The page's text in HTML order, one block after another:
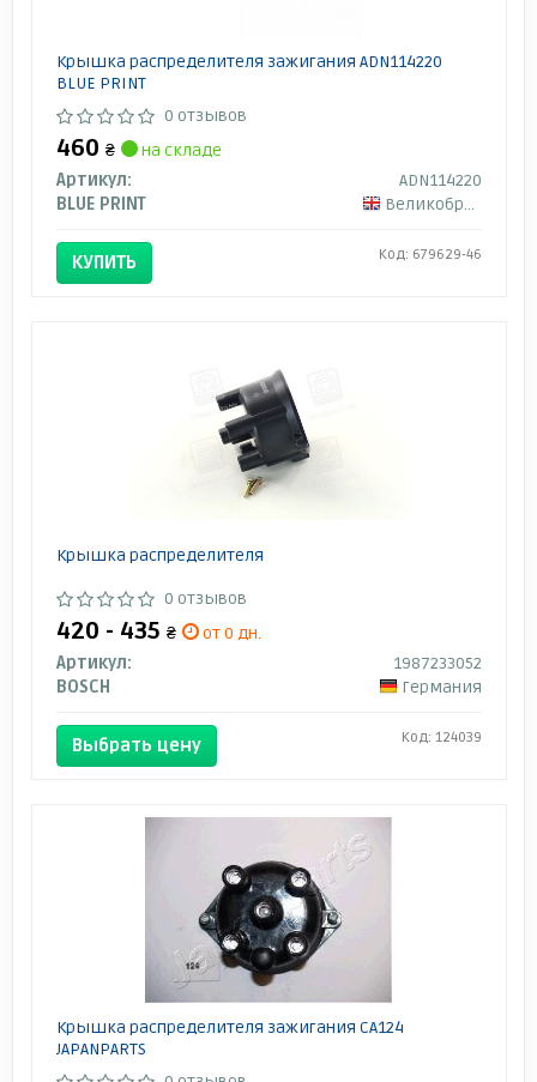
Крышка распределителя зажигания ADN114220
BLUE PRINT
0 отзывов
460 ₴
на складе
Артикул:
ADN114220
BLUE PRINT
Великобритания
КУПИТЬ Код: 679629-46
Крышка распределителя
0 отзывов
420 - 435 ₴
от 0 дн.
Артикул:
1987233052
BOSCH
Германия
Выбрать цену Код: 124039
Крышка распределителя зажигания CA124
JAPANPARTS